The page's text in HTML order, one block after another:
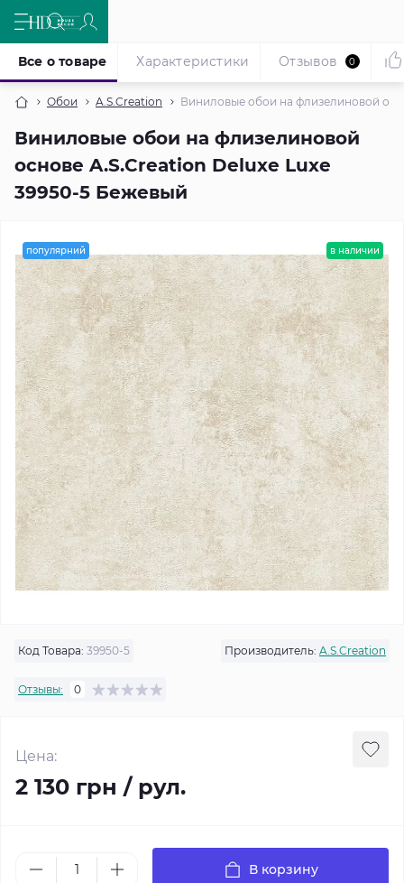
Обои A.S.Creation Виниловые обои на флизелиновой
Виниловые обои на флизелиновой
основе A.S.Creation Deluxe Luxe
39950-5 Бежевый
Все о товаре Характеристики Отзывов 0
популярний в наличии
Код Товара: 39950-5 Производитель: A.S.Creation
Отзывы: 0
Цена:
2 130 грн / рул.
В корзину